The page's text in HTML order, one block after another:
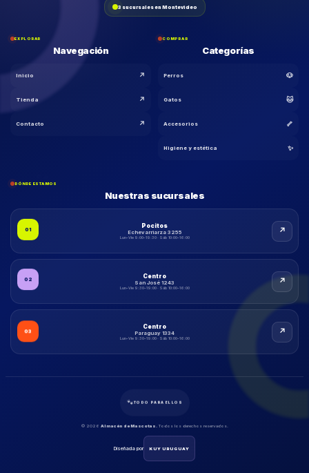
3 sucursales en Montevideo
EXPLORAR
Navegación
Inicio ↗
Tienda ↗
Contacto ↗
COMPRAR
Categorías
Perros 🐶
Gatos 🐱
Accesorios 🦴
Higiene y estética ✨
DÓNDE ESTAMOS
Nuestras sucursales
01
Pocitos
Echevarriarza 3255
Lun–Vie 9:00–19:30 · Sáb 10:00–16:00
↗
02
Centro
San José 1243
Lun–Vie 9:30–19:00 · Sáb 10:00–16:00
↗
03
Centro
Paraguay 1334
Lun–Vie 9:30–19:00 · Sáb 10:00–16:00
↗
© 2026 Almacén de Mascotas.Todos los derechos reservados.
🐾TODO PARA ELLOS
Diseñada por KUY URUGUAY